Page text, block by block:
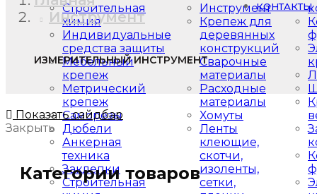
Строительная
химия
Индивидуальные
средства защиты
Мебельный
крепеж
Метрический
крепеж
Саморезы
Дюбели
Анкерная
техника
Заклепки
Строительная
Инструмент
Крепеж для
деревянных
конструкций
Сварочные
материалы
Расходные
материалы
Хомуты
Ленты
клеющие,
скотчи,
изоленты,
сетки,
КОНТАКТЫ
Инструмент
ИЗМЕРИТЕЛЬНЫЙ ИНСТРУМЕНТ
Показать сайдбар
Закрыть
Категории товаров